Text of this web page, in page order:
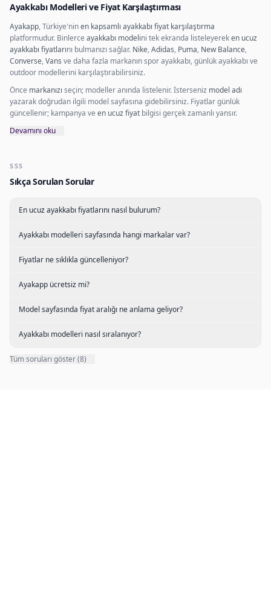
Ayakkabı Modelleri ve Fiyat Karşılaştırması
Ayakapp, Türkiye'ninen kapsamlı ayakkabı fiyat karşılaştırma
platformudur. Binlerce ayakkabı modelini tek ekranda listeleyereken ucuz
ayakkabı fiyatlarını bulmanızı sağlar. Nike,Adidas, Puma, New Balance,
Converse,Vans ve daha fazla markanın spor ayakkabı, günlük ayakkabı ve
outdoor modellerini karşılaştırabilirsiniz.
Önce markanızı seçin; modeller anında listelenir. İsterseniz model adı
yazarak doğrudan ilgili model sayfasına gidebilirsiniz. Fiyatlar günlük
güncellenir; kampanya ve en ucuz fiyat bilgisi gerçek zamanlı yansır.
Devamını oku
SSS
Sıkça Sorulan Sorular
En ucuz ayakkabı fiyatlarını nasıl bulurum?
Ayakkabı modelleri sayfasında hangi markalar var?
Fiyatlar ne sıklıkla güncelleniyor?
Ayakapp ücretsiz mi?
Model sayfasında fiyat aralığı ne anlama geliyor?
Ayakkabı modelleri nasıl sıralanıyor?
Tüm soruları göster (8)